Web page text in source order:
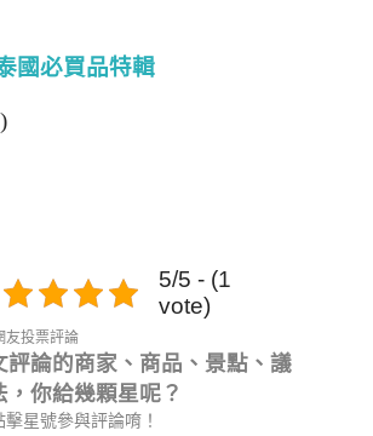
國必買品特輯
5/5 - (1
vote)
友投票評論
評論的商家、商品、景點、議
，你給幾顆星呢？
星號參與評論唷！